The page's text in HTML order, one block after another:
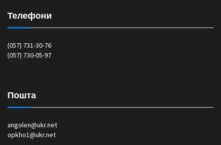
Телефони
(057) 731-30-76
(057) 730-05-97
Пошта
angolen@ukr.net
opkho1@ukr.net